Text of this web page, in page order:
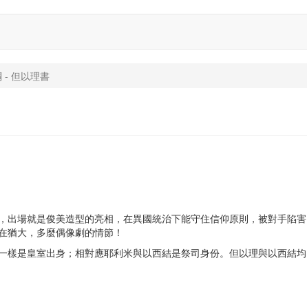
- 但以理書
場就是俊美造型的亮相，在異國統治下能守住信仰原則，被對手陷害
大，多麼偶像劇的情節！
是皇室出身；相對應耶利米與以西結是祭司身份。但以理與以西結均